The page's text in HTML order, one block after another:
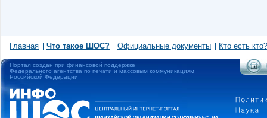
Главная Что такое ШОС? Официальные документы Кто есть кто?
Портал создан при финансовой поддержке
Федерального агентства по печати и массовым коммуникациям
Российской Федерации